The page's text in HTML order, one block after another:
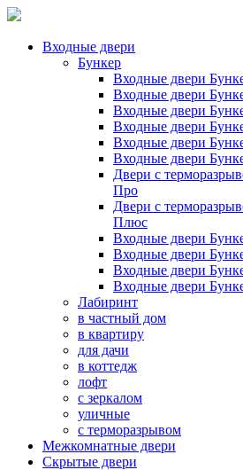
Входные двери
Бункер
Входные двери
Входные двери
Входные двери
Входные двери
Входные двери
Входные двери
Двери с
Про
Двери с
Плюс
Входные двери
Входные двери
Входные двери
Входные двери
Лабиринт
в частный дом
в квартиру
для дачи
в коттедж
лофт
с зеркалом
уличные
с терморазрывом
Межкомнатные двери
Скрытые двери